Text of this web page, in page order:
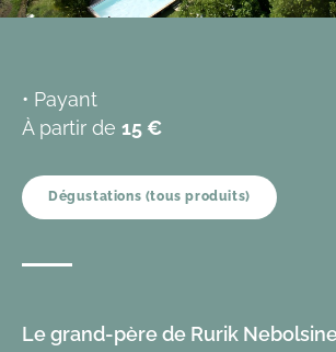
• Payant
À partir de 15 €
Dégustations (tous produits)
Le grand-père de Rurik